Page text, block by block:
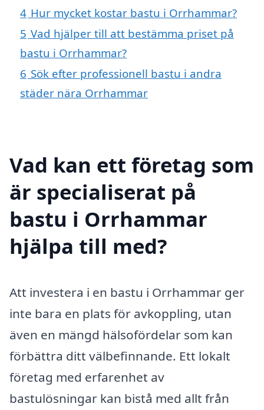
4 Hur mycket kostar bastu i Orrhammar?
5 Vad hjälper till att bestämma priset på
bastu i Orrhammar?
6 Sök efter professionell bastu i andra
städer nära Orrhammar
Vad kan ett företag som
är specialiserat på
bastu i Orrhammar
hjälpa till med?
Att investera i en bastu i Orrhammar ger
inte bara en plats för avkoppling, utan
även en mängd hälsofördelar som kan
förbättra ditt välbefinnande. Ett lokalt
företag med erfarenhet av
bastulösningar kan bistå med allt från